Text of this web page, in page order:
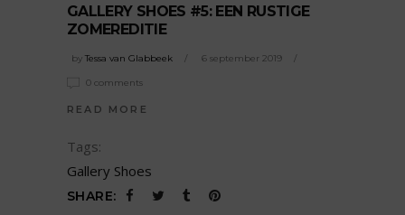
GALLERY SHOES #5: EEN RUSTIGE
ZOMEREDITIE
by Tessa van Glabbeek 6 september 2019
0 comments
READ MORE
Tags:
Gallery Shoes
SHARE: